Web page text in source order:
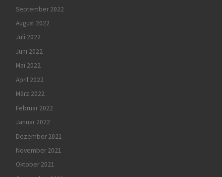
September 2022
August 2022
Juli 2022
Juni 2022
Mai 2022
April 2022
März 2022
Februar 2022
Januar 2022
Dezember 2021
November 2021
Oktober 2021